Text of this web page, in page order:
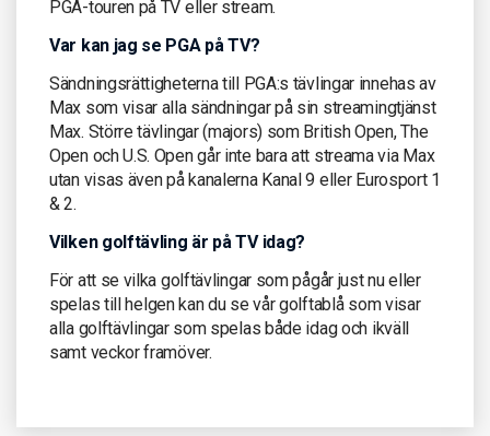
PGA-touren på TV eller stream.
Var kan jag se PGA på TV?
Sändningsrättigheterna till PGA:s tävlingar innehas av
Max som visar alla sändningar på sin streamingtjänst
Max. Större tävlingar (majors) som British Open, The
Open och U.S. Open går inte bara att streama via Max
utan visas även på kanalerna Kanal 9 eller Eurosport 1
& 2.
Vilken golftävling är på TV idag?
För att se vilka golftävlingar som pågår just nu eller
spelas till helgen kan du se vår golftablå som visar
alla golftävlingar som spelas både idag och ikväll
samt veckor framöver.